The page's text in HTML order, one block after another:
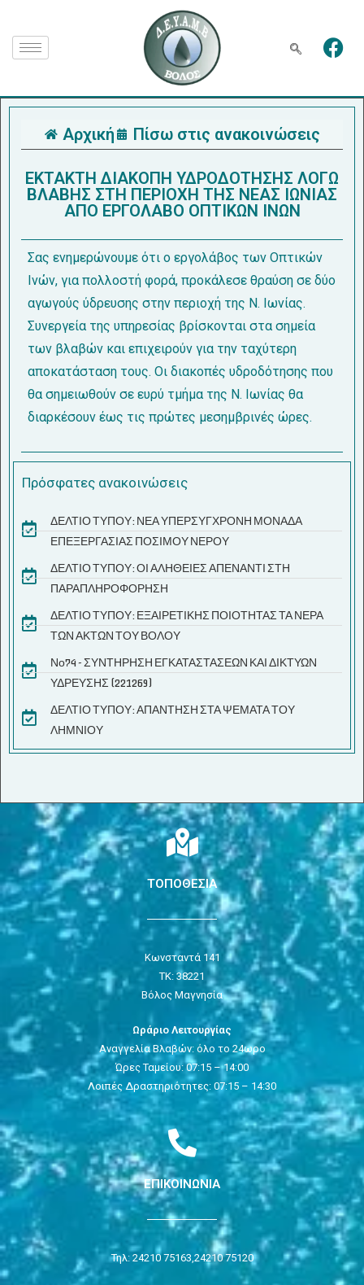
Αρχική Πίσω στις ανακοινώσεις
ΕΚΤΑΚΤΗ ΔΙΑΚΟΠΗ ΥΔΡΟΔΟΤΗΣΗΣ ΛΟΓΩ
ΒΛΑΒΗΣ ΣΤΗ ΠΕΡΙΟΧΗ ΤΗΣ ΝΕΑΣ ΙΩΝΙΑΣ
ΑΠΟ ΕΡΓΟΛΑΒΟ ΟΠΤΙΚΩΝ ΙΝΩΝ
Σας ενημερώνουμε ότι ο εργολάβος των Οπτικών
Ινών, για πολλοστή φορά, προκάλεσε θραύση σε δύο
αγωγούς ύδρευσης στην περιοχή της Ν. Ιωνίας.
Συνεργεία της υπηρεσίας βρίσκονται στα σημεία
των βλαβών και επιχειρούν για την ταχύτερη
αποκατάσταση τους. Οι διακοπές υδροδότησης που
θα σημειωθούν σε ευρύ τμήμα της Ν. Ιωνίας θα
διαρκέσουν έως τις πρώτες μεσημβρινές ώρες.
Πρόσφατες ανακοινώσεις
ΔΕΛΤΙΟ ΤΥΠΟΥ: ΝΕΑ ΥΠΕΡΣΥΓΧΡΟΝΗ ΜΟΝΑΔΑ
ΕΠΕΞΕΡΓΑΣΙΑΣ ΠΟΣΙΜΟΥ ΝΕΡΟΥ
ΔΕΛΤΙΟ ΤΥΠΟΥ: ΟΙ ΑΛΗΘΕΙΕΣ ΑΠΕΝΑΝΤΙ ΣΤΗ
ΠΑΡΑΠΛΗΡΟΦΟΡΗΣΗ
ΔΕΛΤΙΟ ΤΥΠΟΥ: ΕΞΑΙΡΕΤΙΚΗΣ ΠΟΙΟΤΗΤΑΣ ΤΑ ΝΕΡΑ
ΤΩΝ ΑΚΤΩΝ ΤΟΥ ΒΟΛΟΥ
Νο74 - ΣΥΝΤΗΡΗΣΗ ΕΓΚΑΤΑΣΤΑΣΕΩΝ ΚΑΙ ΔΙΚΤΥΩΝ
ΥΔΡΕΥΣΗΣ (221269)
ΔΕΛΤΙΟ ΤΥΠΟΥ: ΑΠΑΝΤΗΣΗ ΣΤΑ ΨΕΜΑΤΑ ΤΟΥ
ΛΗΜΝΙΟΥ
ΤΟΠΟΘΕΣΙΑ
Κωνσταντά 141
ΤΚ: 38221
Βόλος Μαγνησία
Ωράριο Λειτουργίας
Αναγγελία Βλαβών: όλο το 24ωρο
Ώρες Ταμείου: 07:15 – 14:00
Λοιπές Δραστηριότητες: 07:15 – 14:30
ΕΠΙΚΟΙΝΩΝΙΑ
Τηλ: 24210 75163, 24210 75120